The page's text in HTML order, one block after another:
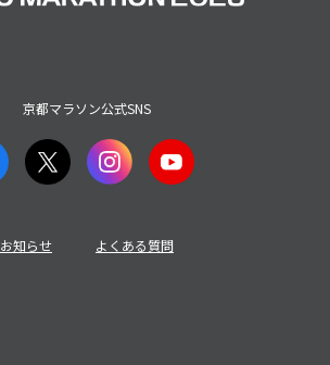
京都マラソン公式SNS
お知らせ よくある質問